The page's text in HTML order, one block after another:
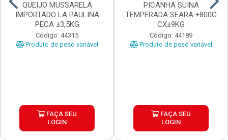
QUEIJO MUSSARELA
IMPORTADO LA PAULINA
PECA ±3,5KG
Código: 44315
Produto de peso variável
FAÇA SEU
LOGIN
PICANHA SUINA
TEMPERADA SEARA ±800G
CX±9KG
Código: 44189
Produto de peso variável
FAÇA SEU
LOGIN